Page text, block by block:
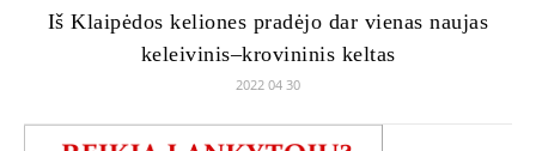
Iš Klaipėdos keliones pradėjo dar vienas naujas
keleivinis–krovininis keltas
2022 04 30